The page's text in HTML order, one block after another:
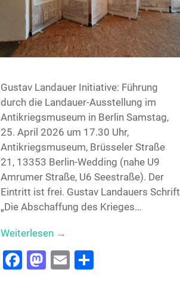
Gustav Landauer Initiative: Führung
durch die Landauer-Ausstellung im
Antikriegsmuseum in Berlin Samstag,
25. April 2026 um 17.30 Uhr,
Antikriegsmuseum, Brüsseler Straße
21, 13353 Berlin-Wedding (nahe U9
Amrumer Straße, U6 Seestraße). Der
Eintritt ist frei. Gustav Landauers Schrift
„Die Abschaffung des Krieges…
Weiterlesen →
Facebook
Mastodon
EmailTeilen